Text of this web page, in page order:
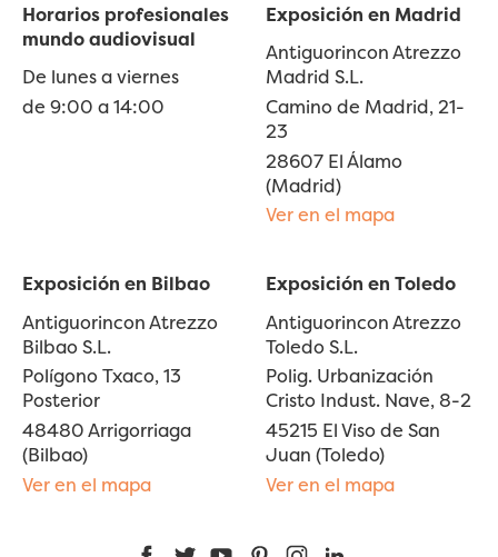
Horarios profesionales
mundo audiovisual
De lunes a viernes
de 9:00 a 14:00
Exposición en Madrid
Antiguorincon Atrezzo
Madrid S.L.
Camino de Madrid, 21-
23
28607 El Álamo
(Madrid)
Ver en el mapa
Exposición en Bilbao
Antiguorincon Atrezzo
Bilbao S.L.
Polígono Txaco, 13
Posterior
48480 Arrigorriaga
(Bilbao)
Ver en el mapa
Exposición en Toledo
Antiguorincon Atrezzo
Toledo S.L.
Polig. Urbanización
Cristo Indust. Nave, 8-2
45215 El Viso de San
Juan (Toledo)
Ver en el mapa